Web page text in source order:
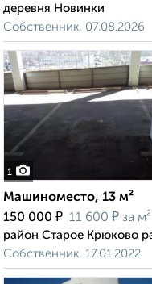
деревня Новинки
Собственник, 07.08.2026
1
Машиноместо, 13 м²
150 000 ₽ 11 600 ₽ за м²
район Старое Крюково
Собственник, 17.01.2022